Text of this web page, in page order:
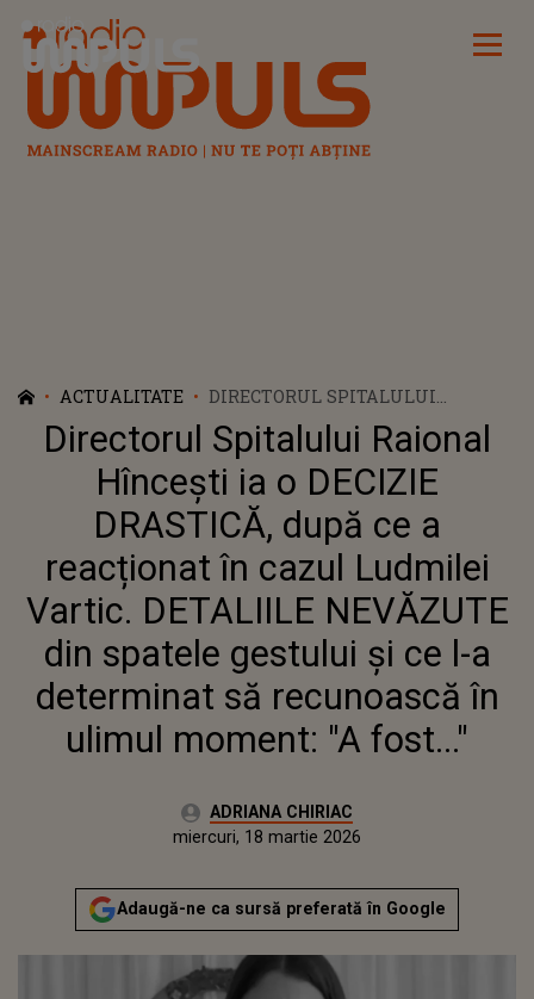
Radio Impuls
ACTUALITATE
DIRECTORUL SPITALULUI
RAIONAL HÎNCEȘTI IA O DECIZIE
DRASTICĂ, DUPĂ CE A
REACȚIONAT ÎN CAZUL LUDMILEI
VARTIC. DETALIILE NEVĂZUTE DIN
SPATELE GESTULUI ȘI CE L-A
DETERMINAT SĂ RECUNOASCĂ ÎN
ULIMUL MOMENT: "A FOST..."
Directorul Spitalului Raional
Hîncești ia o DECIZIE
DRASTICĂ, după ce a
reacționat în cazul Ludmilei
Vartic. DETALIILE NEVĂZUTE
din spatele gestului și ce l-a
determinat să recunoască în
ulimul moment: "A fost..."
Autor:ADRIANA CHIRIAC
miercuri, 18 martie 2026Actualizat:
miercuri, 18 martie 2026
Adaugă-ne ca sursă preferată în Google